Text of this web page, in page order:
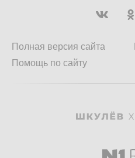
Полная версия сайта
Помощь по сайту